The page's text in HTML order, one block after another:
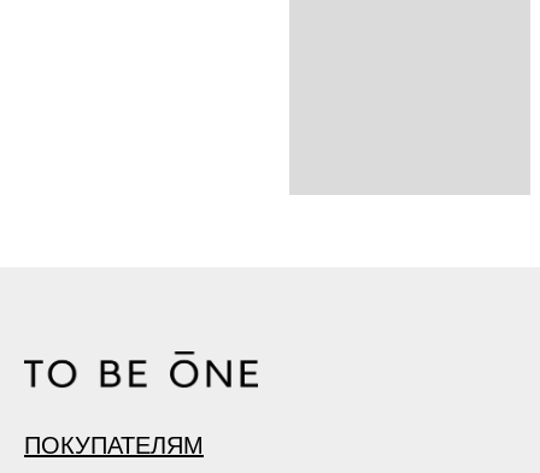
ПОКУПАТЕЛЯМ